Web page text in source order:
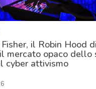
Fisher, il Robin Hood
mercato opaco dello
cyber attivismo